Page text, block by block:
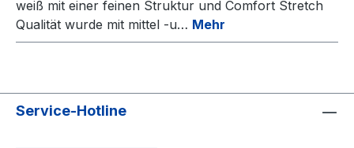
weiß mit einer feinen Struktur und Comfort Stretch
Qualität wurde mit mittel -u… Mehr
Service-Hotline